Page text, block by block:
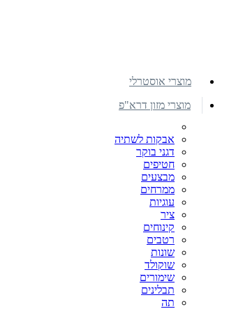
מוצרי אוסטרלי
מוצרי מזון דרא"פ
אבקות לשתיה
דגני בוקר
חטיפים
מבצעים
ממרחים
עוגיות
ציר
קינוחים
רטבים
שונות
שוקולד
שימורים
תבלינים
תה